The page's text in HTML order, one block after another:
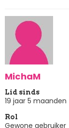
MichaM
Lid sinds
19 jaar 5 maanden
Rol
Gewone gebruiker